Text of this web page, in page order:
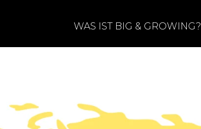
WAS IST BIG & GROWING?